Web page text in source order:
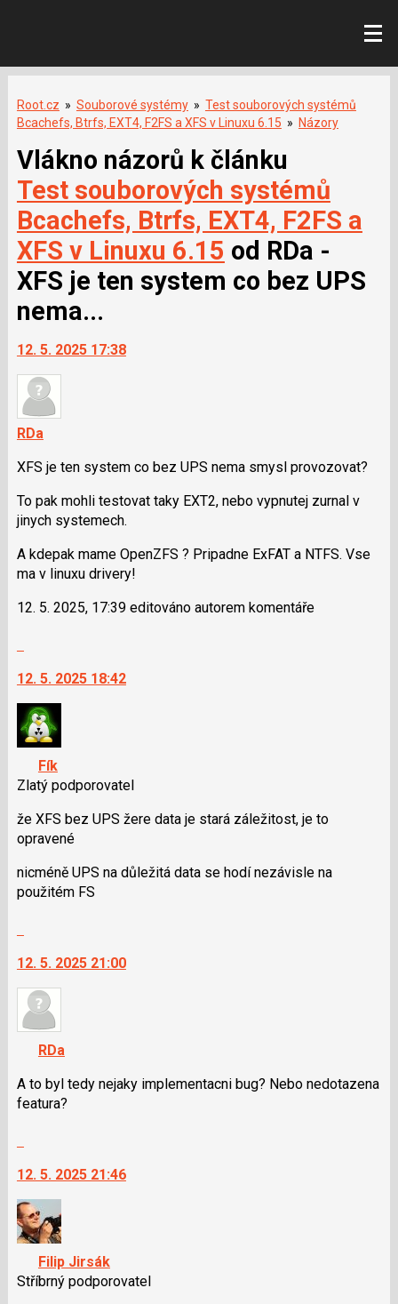
Root.cz » Souborové systémy » Test souborových systémů
Bcachefs, Btrfs, EXT4, F2FS a XFS v Linuxu 6.15 » Názory
Vlákno názorů k článku
Test souborových systémů
Bcachefs, Btrfs, EXT4, F2FS a
XFS v Linuxu 6.15 od RDa -
XFS je ten system co bez UPS
nema...
12. 5. 2025 17:38
RDa
XFS je ten system co bez UPS nema smysl provozovat?
To pak mohli testovat taky EXT2, nebo vypnutej zurnal v
jinych systemech.
A kdepak mame OpenZFS ? Pripadne ExFAT a NTFS. Vse
ma v linuxu drivery!
12. 5. 2025, 17:39 editováno autorem komentáře
další
nový
názor.
K
navigaci
lze
použít
i
klávesy
pro
následující
pro
předchozí
nový
názor
12. 5. 2025 18:42
Fík
Zlatý podporovatel
že XFS bez UPS žere data je stará záležitost, je to
opravené
nicméně UPS na důležitá data se hodí nezávisle na
použitém FS
další
nový
názor.
navigaci
lze
použít
i
následující
a
P
pro
předchozí
nový
12. 5. 2025 21:00
RDa
A to byl tedy nejaky implementacni bug? Nebo nedotazena
featura?
další
nový
názor.
K
navigaci
lze
použít
12. 5. 2025 21:46
Filip Jirsák
Stříbrný podporovatel